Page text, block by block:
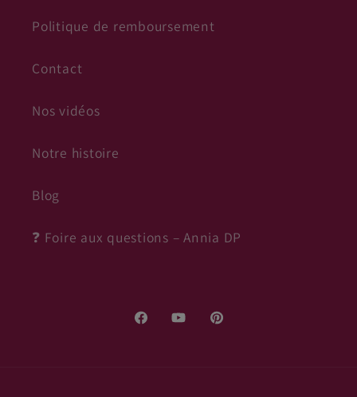
Politique de remboursement
Contact
Nos vidéos
Notre histoire
Blog
❓ Foire aux questions – Annia DP
FacebookYouTubePinterest